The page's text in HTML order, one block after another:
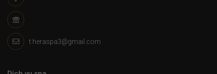
t.heraspa3@gmail.com